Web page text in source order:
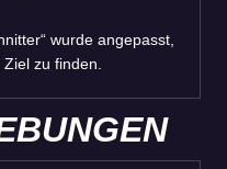
wurde angepasst,
zu finden.